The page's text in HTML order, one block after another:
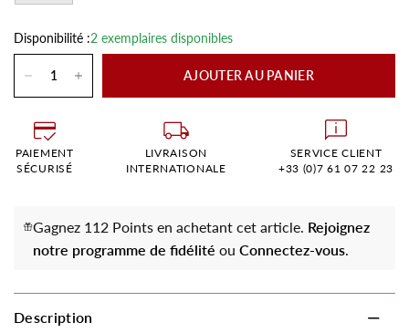
Disponibilité :2 exemplaires disponibles
AJOUTER AU PANIER
PAIEMENT
SÉCURISÉ
LIVRAISON
INTERNATIONALE
SERVICE CLIENT
+33 (0)7 61 07 22 23
Gagnez 112 Points en achetant cet article. Rejoignez
notre programme de fidélité ou Connectez-vous.
Description